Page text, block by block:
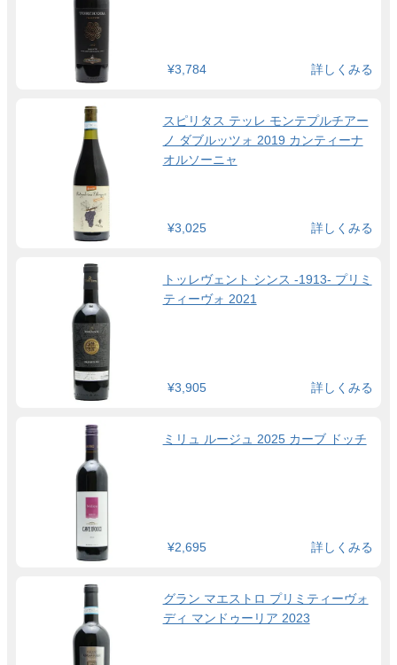
¥3,784 詳しくみる
スピリタス テッレ モンテプルチアー
ノ ダブルッツォ 2019 カンティーナ
オルソーニャ
¥3,025 詳しくみる
トッレヴェント シンス -1913- プリミ
ティーヴォ 2021
¥3,905 詳しくみる
ミリュ ルージュ 2025 カーブ ドッチ
¥2,695 詳しくみる
グラン マエストロ プリミティーヴォ
ディ マンドゥーリア 2023